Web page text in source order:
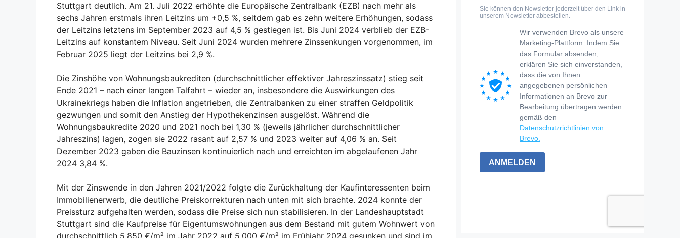
Stuttgart deutlich. Am 21. Juli 2022 erhöhte die Europäische Zentralbank (EZB) nach mehr als
sechs Jahren erstmals ihren Leitzins um +0,5 %, seitdem gab es zehn weitere Erhöhungen, sodass
der Leitzins letztens im September 2023 auf 4,5 % gestiegen ist. Bis Juni 2024 verblieb der EZB-
Leitzins auf konstantem Niveau. Seit Juni 2024 wurden mehrere Zinssenkungen vorgenommen, im
Februar 2025 liegt der Leitzins bei 2,9 %.
Die Zinshöhe von Wohnungsbaukrediten (durchschnittlicher effektiver Jahreszinssatz) stieg seit
Ende 2021 – nach einer langen Talfahrt – wieder an, insbesondere die Auswirkungen des
Ukrainekriegs haben die Inflation angetrieben, die Zentralbanken zu einer straffen Geldpolitik
gezwungen und somit den Anstieg der Hypothekenzinsen ausgelöst. Während die
Wohnungsbaukredite 2020 und 2021 noch bei 1,30 % (jeweils jährlicher durchschnittlicher
Jahreszins) lagen, zogen sie 2022 rasant auf 2,57 % und 2023 weiter auf 4,06 % an. Seit
Dezember 2023 gaben die Bauzinsen kontinuierlich nach und erreichten im abgelaufenen Jahr
2024 3,84 %.
Mit der Zinswende in den Jahren 2021/2022 folgte die Zurückhaltung der Kaufinteressenten beim
Immobilienerwerb, die deutliche Preiskorrekturen nach unten mit sich brachte. 2024 konnte der
Preissturz aufgehalten werden, sodass die Preise sich nun stabilisieren. In der Landeshauptstadt
Stuttgart sind die Kaufpreise für Eigentumswohnungen aus dem Bestand mit gutem Wohnwert von